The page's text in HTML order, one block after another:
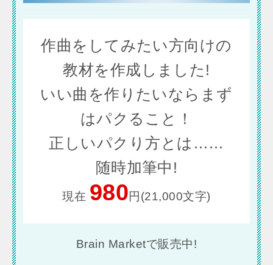
作曲をしてみたい方向けの
教材を作成しました!
いい曲を作りたいならまず
はパクること！
正しいパクり方とは……
随時加筆中!
現在 980円(21,000文字)
Brain Marketで販売中!